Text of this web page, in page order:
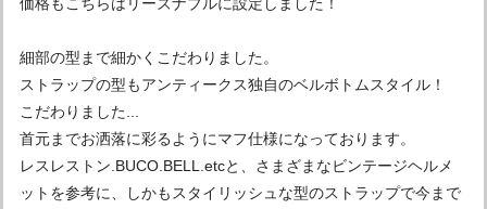
細部の型まで細かくこだわりました。
ストラップの型もアンティークス独自のベルボトムスタイル！
こだわりました...
首元までお洒落に彩るようにマフ仕様になっております。
レスレストン.BUCO.BELL.etcと、さまざまなビンテージヘルメ
ットを参考に、しかもスタイリッシュな型のストラップで今まで